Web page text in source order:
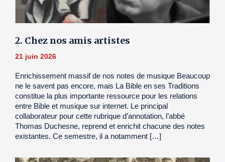
2. Chez nos amis artistes
21 juin 2026
Enrichissement massif de nos notes de musique Beaucoup
ne le savent pas encore, mais La Bible en ses Traditions
constitue la plus importante ressource pour les relations
entre Bible et musique sur internet. Le principal
collaborateur pour cette rubrique d’annotation, l’abbé
Thomas Duchesne, reprend et enrichit chacune des notes
existantes. Ce semestre, il a notamment […]